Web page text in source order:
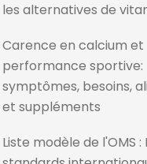
les alternatives de
Carence en calcium et
performance sportive:
symptômes, besoins,
et suppléments
Liste modèle de l'OMS :